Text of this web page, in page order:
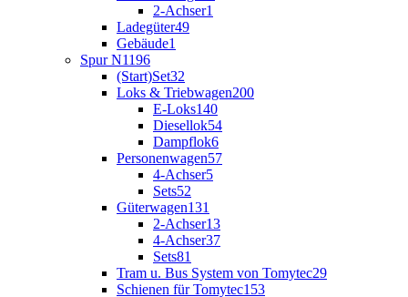
2-Achser1
Ladegüter49
Gebäude1
Spur N1196
(Start)Set32
Loks & Triebwagen200
E-Loks140
Diesellok54
Dampflok6
Personenwagen57
4-Achser5
Sets52
Güterwagen131
2-Achser13
4-Achser37
Sets81
Tram u. Bus System von Tomytec29
Schienen für Tomytec153